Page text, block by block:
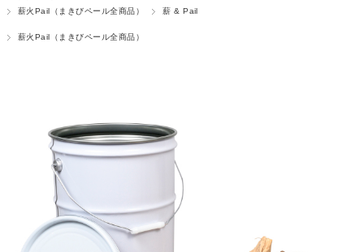
薪火Pail（まきびペール全商品）
薪 & Pail
薪火Pail（まきびペール全商品）